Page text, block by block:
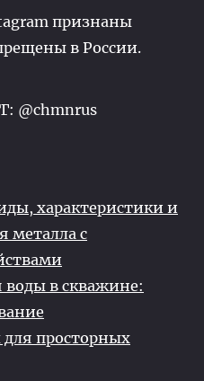
признаны
в России.
@chmnrus
характеристики и
металла с
в скважине:
просторных